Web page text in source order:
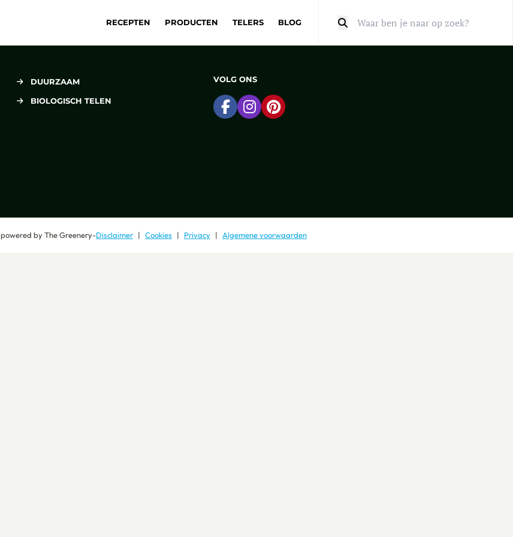
RECEPTEN PRODUCTEN TELERS BLOG
DUURZAAM
BIOLOGISCH TELEN
VOLG ONS
Ga naar Facebook
Ga naar Instagram
Ga naar Pinterest
powered byThe Greenery-Disclaimer Cookies Privacy Algemene voorwaarden